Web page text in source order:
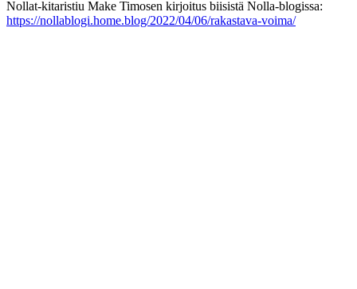
Nollat-kitaristiu Make Timosen kirjoitus biisistä Nolla-blogissa:
https://nollablogi.home.blog/2022/04/06/rakastava-voima/